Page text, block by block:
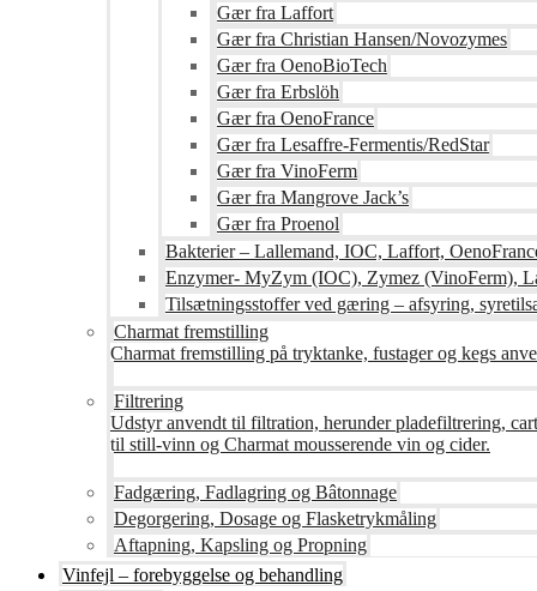
Gær fra Laffort
Gær fra Christian Hansen/Novozymes
Gær fra OenoBioTech
Gær fra Erbslöh
Gær fra OenoFrance
Gær fra Lesaffre-Fermentis/RedStar
Gær fra VinoFerm
Gær fra Mangrove Jack’s
Gær fra Proenol
Bakterier – Lallemand, IOC, Laffort,
Enzymer- MyZym (IOC), Zymez (VinoFerm),
Tilsætningsstoffer ved gæring – afsyring,
Charmat fremstilling
Charmat fremstilling på tryktanke, fustager og kegs
Filtrering
Udstyr anvendt til filtration, herunder pladefiltrering,
til still-vinn og Charmat mousserende vin og cider.
Fadgæring, Fadlagring og Bâtonnage
Degorgering, Dosage og Flasketrykmåling
Aftapning, Kapsling og Propning
Vinfejl – forebyggelse og behandling